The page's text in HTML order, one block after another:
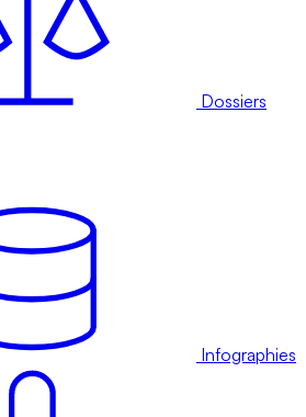
Dossiers
Infographies